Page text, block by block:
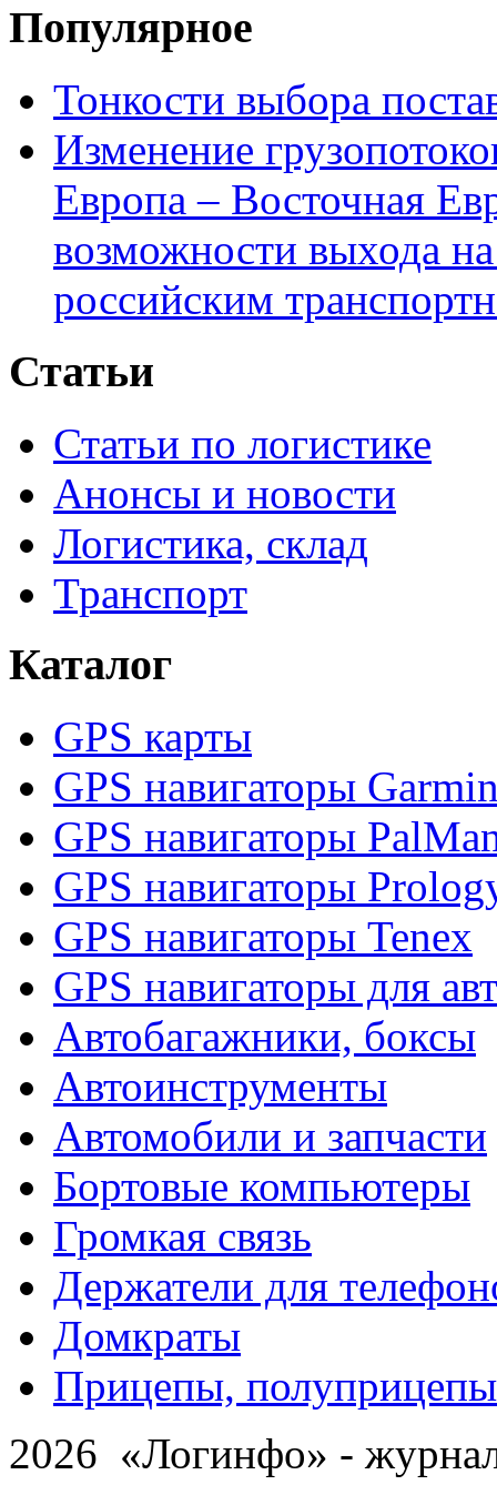
Популярное
Тонкости выбора
Изменение
Европа – Восточная
возможности выхода
российским
Статьи
Статьи по логистике
Анонсы и новости
Логистика, склад
Транспорт
Каталог
GPS карты
GPS навигаторы
GPS навигаторы
GPS навигаторы
GPS навигаторы Tenex
GPS навигаторы для
Автобагажники, боксы
Автоинструменты
Автомобили и запчасти
Бортовые компьютеры
Громкая связь
Держатели для
Домкраты
Прицепы, полуприцепы
2026 «Логинфо» -